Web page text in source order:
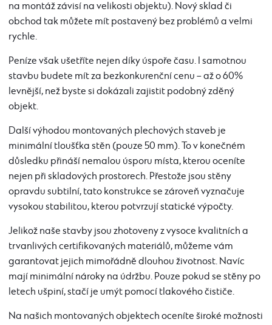
na montáž závisí na velikosti objektu). Nový sklad či
obchod tak můžete mít postavený bez problémů a velmi
rychle.
Peníze však ušetříte nejen díky úspoře času. I samotnou
stavbu budete mít za bezkonkurenční cenu – až o 60%
levnější, než byste si dokázali zajistit podobný zděný
objekt.
Další výhodou montovaných plechových staveb je
minimální tloušťka stěn (pouze 50 mm). To v konečném
důsledku přináší nemalou úsporu místa, kterou oceníte
nejen při skladových prostorech. Přestože jsou stěny
opravdu subtilní, tato konstrukce se zároveň vyznačuje
vysokou stabilitou, kterou potvrzují statické výpočty.
Jelikož naše stavby jsou zhotoveny z vysoce kvalitních a
trvanlivých certifikovaných materiálů, můžeme vám
garantovat jejich mimořádně dlouhou životnost. Navíc
mají minimální nároky na údržbu. Pouze pokud se stěny po
letech ušpiní, stačí je umýt pomocí tlakového čističe.
Na našich montovaných objektech oceníte široké možnosti